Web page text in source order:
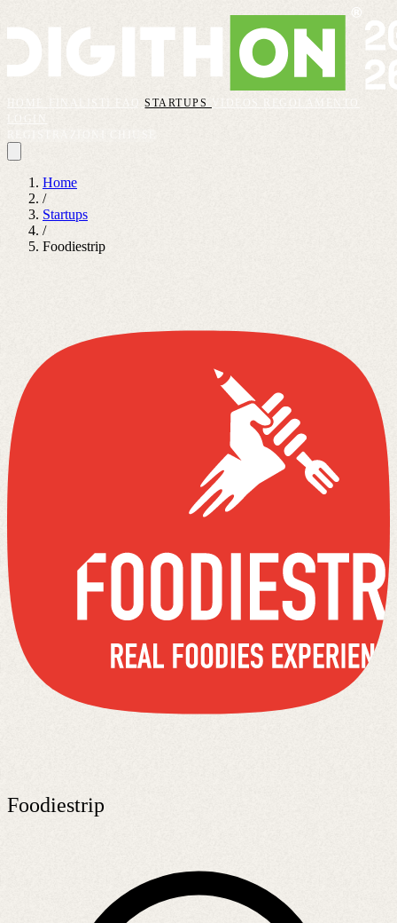
FAQSTARTUPS VIDEOS
REGOLAMENTO
Home
/
Startups
/
Foodiestrip
Foodiestrip